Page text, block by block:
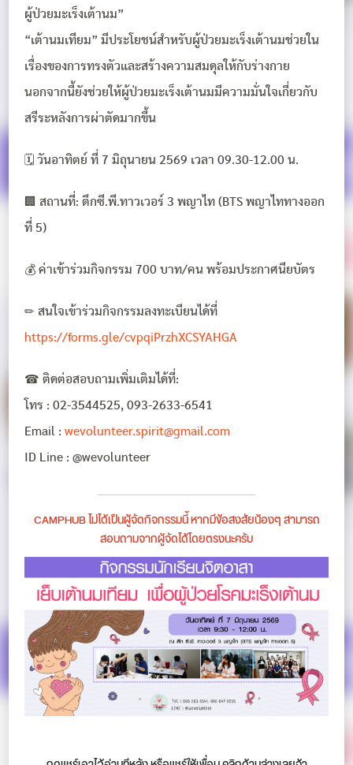
ผู้ป่วยมะเร็งเต้านม”
“เต้านมเทียม” มีประโยชน์สำหรับผู้ป่วยมะเร็งเต้านมช่วยใน
เรื่องของการทรงตัวและสร้างความสมดุลให้กับร่างกาย
นอกจากนี้ยังช่วยให้ผู้ป่วยมะเร็งเต้านมมีความมั่นใจเกี่ยวกับ
สรีระหลังการผ่าตัดมากขึ้น
🗓 วันอาทิตย์ ที่ 7 มิถุนายน 2569 เวลา 09.30-12.00 น.
🏢 สถานที่: ตึกซี.พี.ทาวเวอร์ 3 พญาไท (BTS พญาไททางออก
ที่ 5)
💰 ค่าเข้าร่วมกิจกรรม 700 บาท/คน พร้อมประกาศนียบัตร
✏ สนใจเข้าร่วมกิจกรรมลงทะเบียนได้ที่
https://forms.gle/cvpqiPrzhXCSYAHGA
☎ ติดต่อสอบถามเพิ่มเติมได้ที่:
โทร : 02-3544525, 093-2633-6541
Email :wevolunteer.spirit@gmail.com
ID Line : @wevolunteer
CAMPHUB ไม่ได้เป็นผู้จัดกิจกรรมนี้ หากมีข้อสงสัยน้องๆ สามารถ
สอบถามจากผู้จัดได้โดยตรงนะครับ